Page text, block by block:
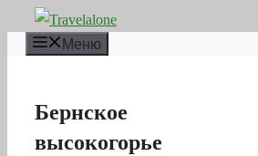
Перейти
Меню
Бернское
высокогорье